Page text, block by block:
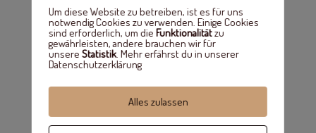
Um diese Website zu betreiben, ist es für uns
notwendig Cookies zu verwenden. Einige Cookies
sind erforderlich, um die Funktionalitätzu
gewährleisten, andere brauchen wir für
unsere Statistik. Mehr erfährst du in unserer
Datenschutzerklärung
Alles zulassen